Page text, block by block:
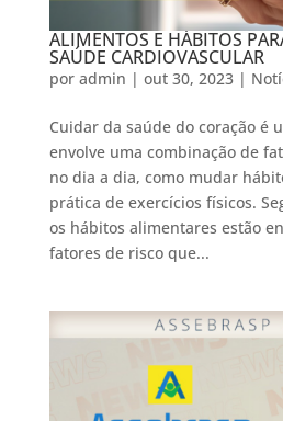
ALIMENTOS E HÁBITOS
SAÚDE CARDIOVASCULAR
por admin | out 30, 2023|
Cuidar da saúde do coração é
envolve uma combinação de
no dia a dia, como mudar
prática de exercícios físicos.
os hábitos alimentares estão
fatores de risco que...